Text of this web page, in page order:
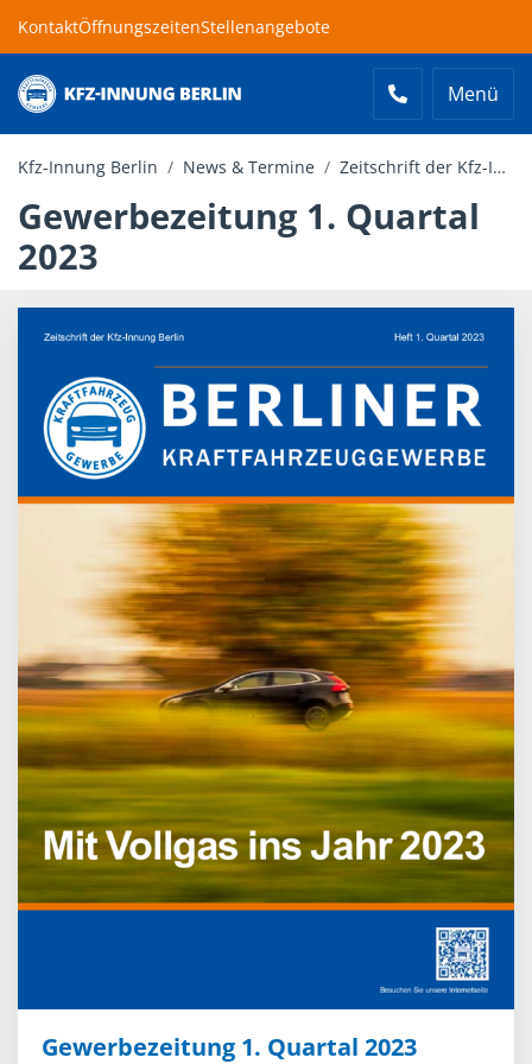
KontaktÖffnungszeitenStellenangebote
Kfz-Innung Berlin
Menü
Kfz-Innung Berlin News & Termine Zeitschrift der Kfz-Innung Berlin
Gewerbezeitung 1. Quartal
2023
Gewerbezeitung 1. Quartal 2023